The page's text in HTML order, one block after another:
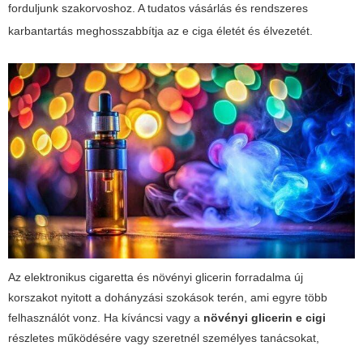
forduljunk szakorvoshoz. A tudatos vásárlás és rendszeres
karbantartás meghosszabbítja az e ciga életét és élvezetét.
Az elektronikus cigaretta és növényi glicerin forradalma új
korszakot nyitott a dohányzási szokások terén, ami egyre több
felhasználót vonz. Ha kíváncsi vagy a növényi glicerin e cigi
részletes működésére vagy szeretnél személyes tanácsokat,